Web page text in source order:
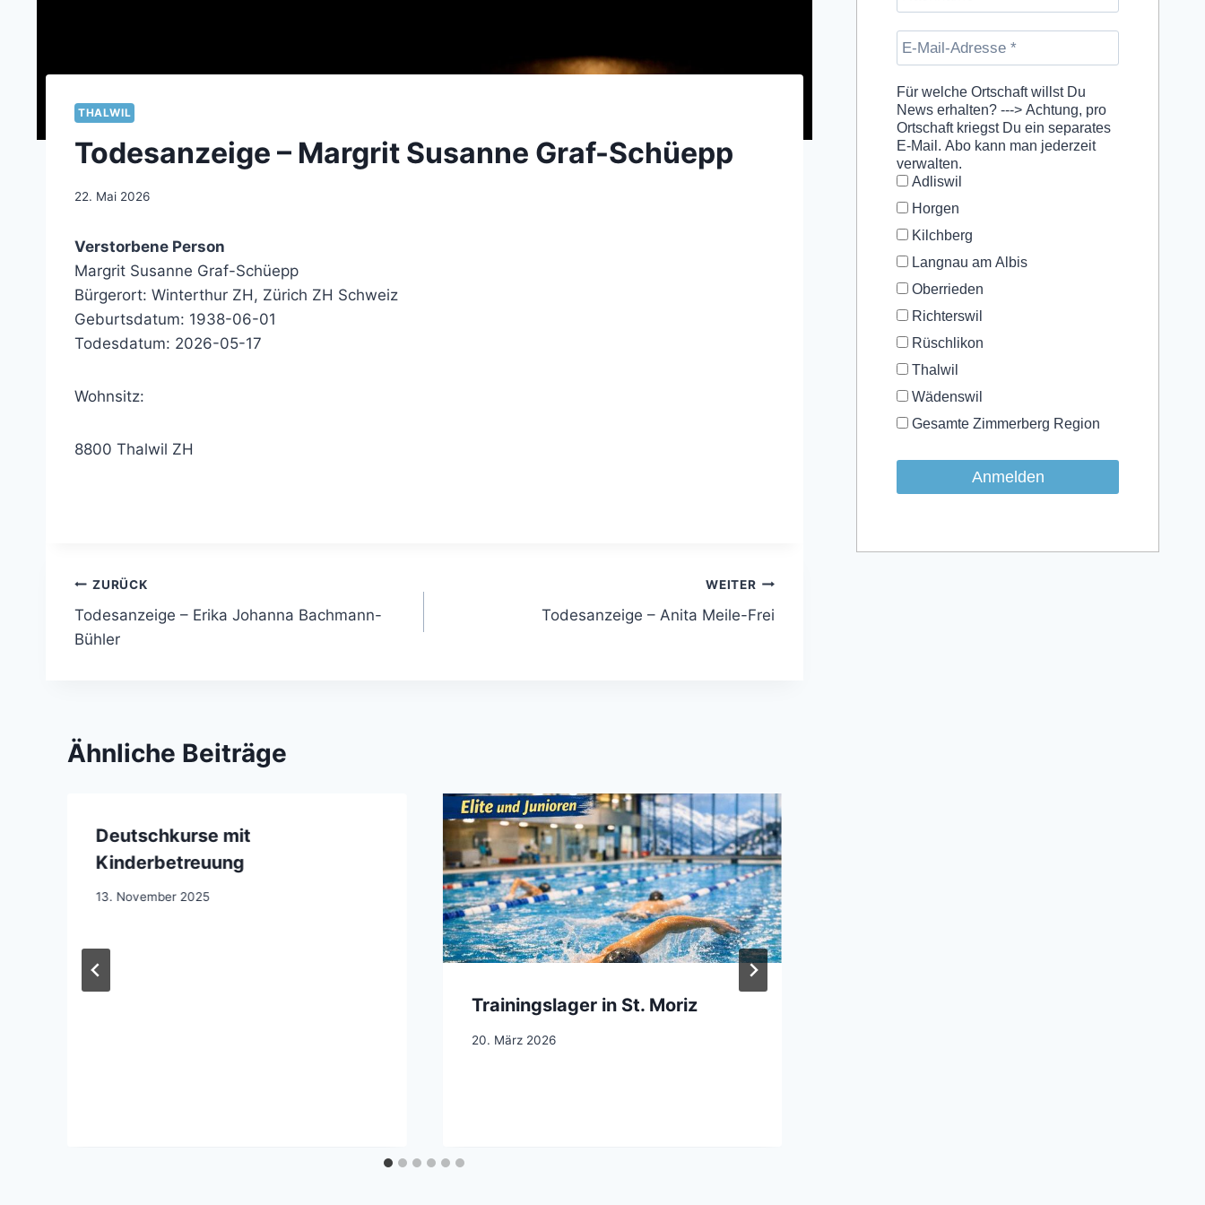
THALWIL
Todesanzeige – Margrit Susanne Graf-Schüepp
22. Mai 2026
Verstorbene Person
Margrit Susanne Graf-Schüepp
Bürgerort: Winterthur ZH, Zürich ZH Schweiz
Geburtsdatum: 1938-06-01
Todesdatum: 2026-05-17
Wohnsitz:
8800 Thalwil ZH
Beitragsnavigation
ZURÜCK
Todesanzeige – Erika Johanna Bachmann-
Bühler
WEITER
Todesanzeige – Anita Meile-Frei
Ähnliche Beiträge
Deutschkurse mit
Kinderbetreuung
13. November 2025
Trainingslager in St. Moriz
20. März 2026
Für welche Ortschaft willst Du
News erhalten? ---> Achtung, pro
Ortschaft kriegst Du ein separates
E-Mail. Abo kann man jederzeit
verwalten.
Adliswil
Horgen
Kilchberg
Langnau am Albis
Oberrieden
Richterswil
Rüschlikon
Thalwil
Wädenswil
Gesamte Zimmerberg Region